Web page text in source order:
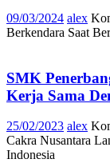
09/03/2024 alex
Berkendara Saat
SMK
Kerja Sama
25/02/2023 alex
Cakra Nusantara
Indonesia